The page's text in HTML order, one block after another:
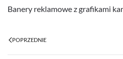
Banery reklamowe z grafikami
POPRZEDNIE